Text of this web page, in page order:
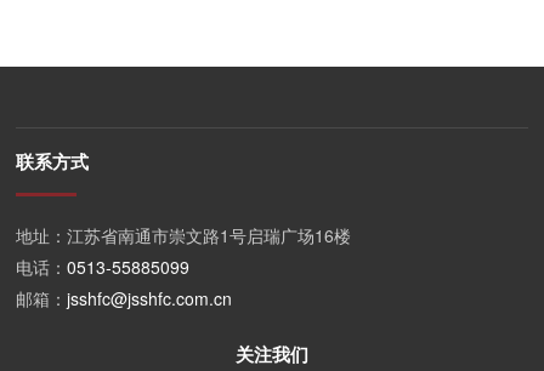
联系方式
地址：江苏省南通市崇文路1号启瑞广场16楼
电话：0513-55885099
邮箱：jsshfc@jsshfc.com.cn
关注我们